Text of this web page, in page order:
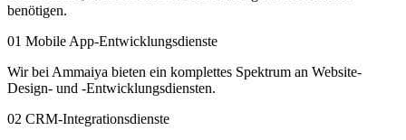
benötigen.
01 Mobile App-Entwicklungsdienste
Wir bei Ammaiya bieten ein komplettes Spektrum an Website-
Design- und -Entwicklungsdiensten.
02 CRM-Integrationsdienste